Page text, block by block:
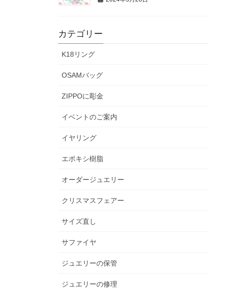
カテゴリー
K18リング
OSAMバッグ
ZIPPOに彫金
イベントのご案内
イヤリング
エポキシ樹脂
オーダージュエリー
クリスマスフェアー
サイズ直し
サファイヤ
ジュエリーの保管
ジュエリーの修理